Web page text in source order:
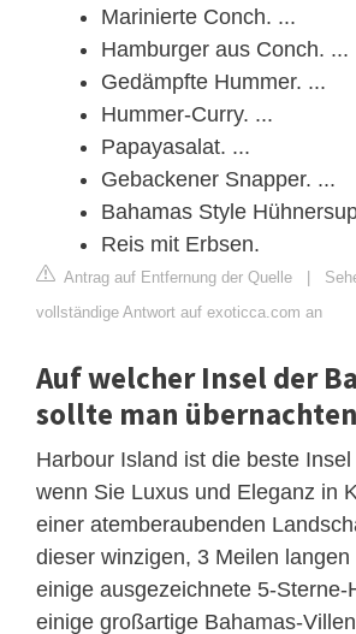
Marinierte Conch. ...
Hamburger aus Conch. ...
Gedämpfte Hummer. ...
Hummer-Curry. ...
Papayasalat. ...
Gebackener Snapper. ...
Bahamas Style
Reis mit Erbsen.
Antrag auf Entfernung der Quelle |
vollständige Antwort auf exoticca.com an
Auf welcher Insel der
sollte man
Harbour Island ist die beste
wenn Sie Luxus und Eleganz in
einer atemberaubenden
dieser winzigen, 3 Meilen
einige ausgezeichnete 5-Sterne-
einige großartige Bahamas-